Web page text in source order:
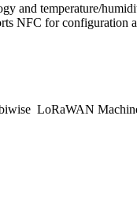
and temperature/
NFC for configuration
LoRaWAN